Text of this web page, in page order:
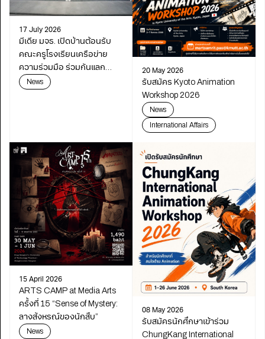
17 July 2026
มีเดีย มจธ. เปิดบ้านต้อนรับ
คณะครูโรงเรียนเครือข่าย
ความร่วมมือ ร่วมกันแลก
เปลี่ยนเรียนรู้เดินหน้า
News
20 May 2026
รับสมัคร Kyoto Animation
Workshop 2026
News
International Affairs
15 April 2026
ARTS CAMP at Media Arts
ครั้งที่ 15 “Sense of Mystery:
ลางสังหรณ์ของนักสืบ”
News
08 May 2026
รับสมัครนักศึกษาเข้าร่วม
ChungKang International